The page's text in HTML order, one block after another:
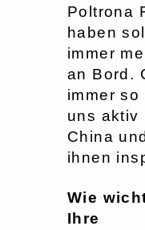
Poltrona
haben
immer
an Bord.
immer
uns aktiv
China
ihnen
Wie
Ihre